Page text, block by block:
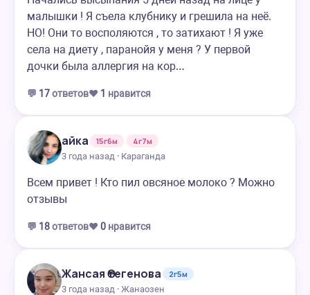
малышки ! Я съела клубнику и грешила на неё.
НО! Они то восполяются , то затихают ! Я уже
села на диету , паранойя у меня ? У первой
дочки была аллергия на кор…
💬 17ответов❤️ 1 нравится
айка 15г6м
4г7м
3 года назад · Караганда
Всем привет ! Кто пил овсяное молоко ? Можно
отзывы
💬 18ответов❤️ 0 нравится
Жансая Өтегенова
2г5м
3 года назад · Жанаозен